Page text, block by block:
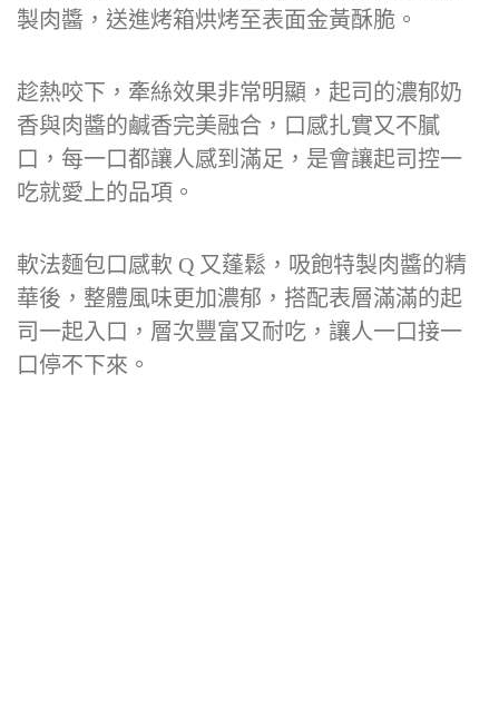
製肉醬，送進烤箱烘烤至表面金黃酥脆。
趁熱咬下，牽絲效果非常明顯，起司的濃郁奶
香與肉醬的鹹香完美融合，口感扎實又不膩
口，每一口都讓人感到滿足，是會讓起司控一
吃就愛上的品項。
軟法麵包口感軟 Q 又蓬鬆，吸飽特製肉醬的精
華後，整體風味更加濃郁，搭配表層滿滿的起
司一起入口，層次豐富又耐吃，讓人一口接一
口停不下來。